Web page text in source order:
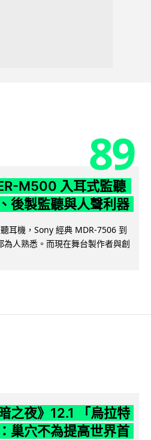
89
M500 入耳式監聽
後製監聽與人聲利器
耳機，Sony 經典 MDR-7506 到
人熟悉。而現在舞台製作者與創
之夜》12.1 「烏拉特
巢穴不為提高世界首